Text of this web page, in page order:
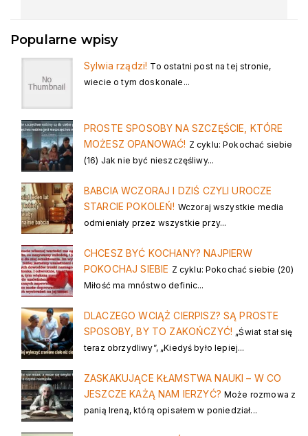
Popularne wpisy
Sylwia rządzi! To ostatni post na tej stronie,
wiecie o tym doskonale...
PROSTE SPOSOBY NA SZCZĘŚCIE, KTÓRE
MOŻESZ OPANOWAĆ! Z cyklu: Pokochać siebie
(16) Jak nie być nieszczęśliwy...
BABCIA WCZORAJ I DZIŚ CZYLI UROCZE
STARCIE POKOLEŃ! Wczoraj wszystkie media
odmieniały przez wszystkie przy...
CHCESZ BYĆ KOCHANY? NAJPIERW
POKOCHAJ SIEBIE Z cyklu: Pokochać siebie (20)
Miłość ma mnóstwo definic...
DLACZEGO WCIĄŻ CIERPISZ? SĄ PROSTE
SPOSOBY, BY TO ZAKOŃCZYĆ! „Świat stał się
teraz obrzydliwy”, „Kiedyś było lepiej...
ZASKAKUJĄCE KŁAMSTWA NAUKI – W CO
JESZCZE KAŻĄ NAM IERZYĆ? Może rozmowa z
panią Ireną, którą opisałem w poniedział...